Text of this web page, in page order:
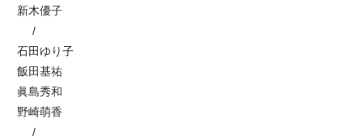
新木優子
/
石田ゆり子
飯田基祐
眞島秀和
野崎萌香
/